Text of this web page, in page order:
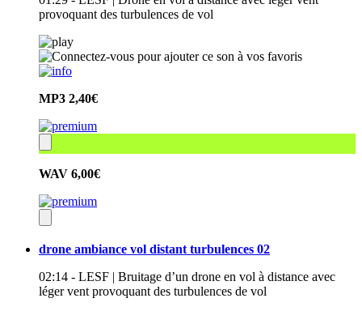
provoquant des turbulences de vol
MP3 2,40€
WAV 6,00€
drone ambiance vol distant turbulences 02
02:14 - LESF | Bruitage d’un drone en vol à distance avec
léger vent provoquant des turbulences de vol